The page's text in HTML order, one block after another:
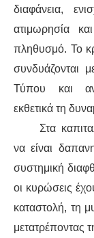
διαφάνεια,
ατιμωρησία
πληθυσμό. Το
συνδυάζονται
Τύπου και
εκθετικά τη
Στα
να είναι
συστημική
οι κυρώσεις
καταστολή, τη
μετατρέποντας